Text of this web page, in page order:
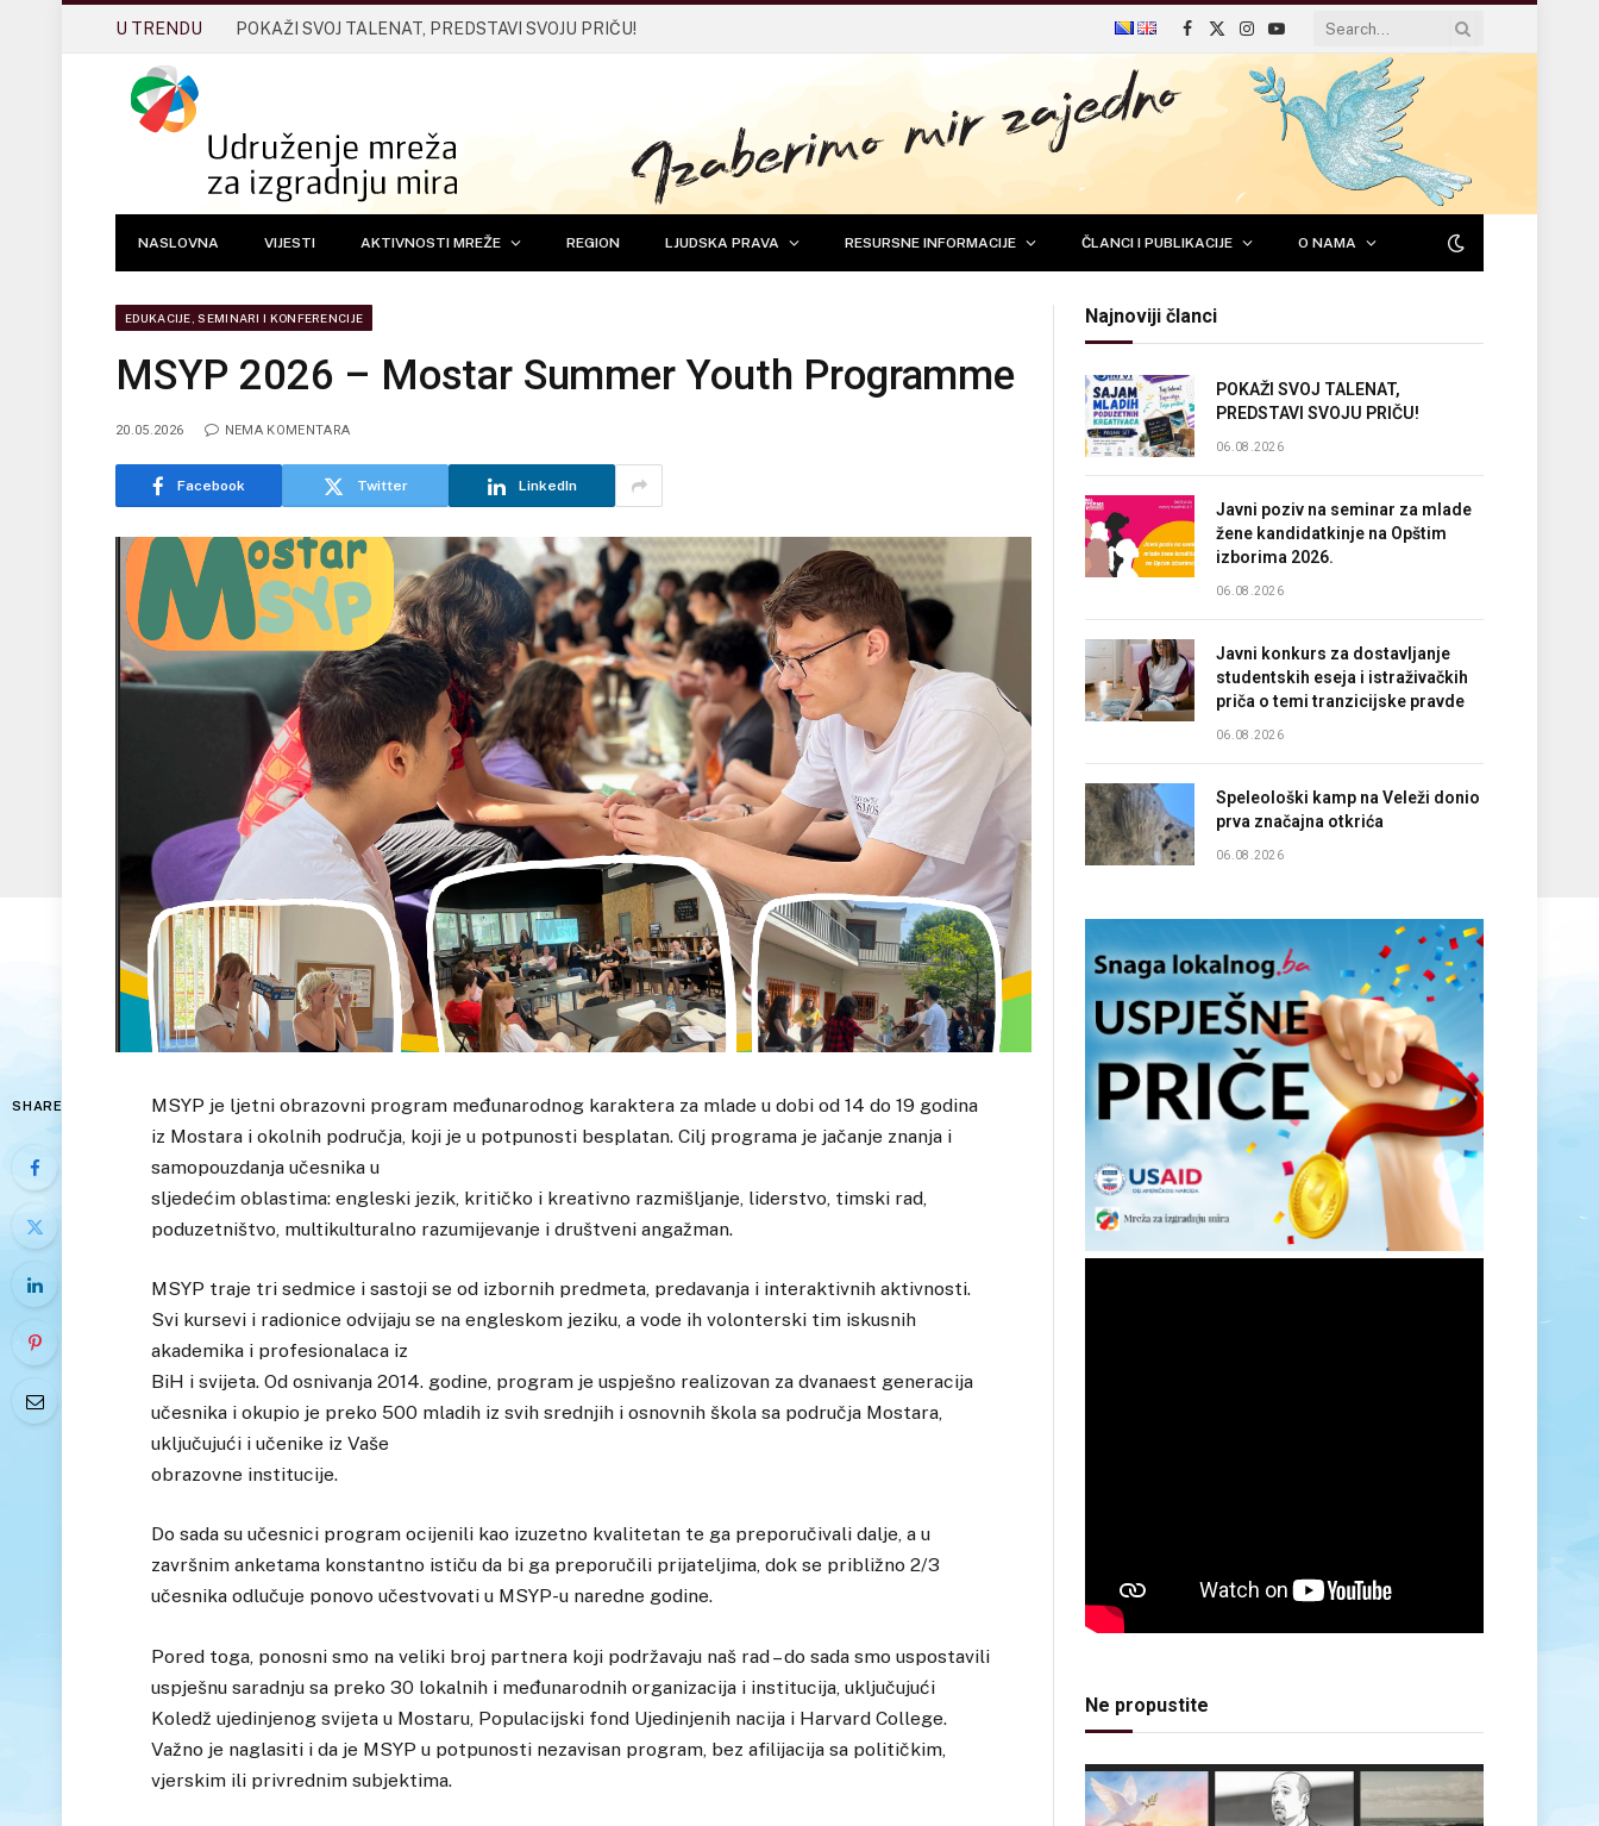
U TRENDU POKAŽI SVOJ TALENAT, PREDSTAVI SVOJU PRIČU!
Facebook
X
(Twitter)
Instagram
YouTube
NASLOVNA VIJESTI AKTIVNOSTI MREŽE REGION LJUDSKA PRAVA RESURSNE INFORMACIJE ČLANCI I PUBLIKACIJE O NAMA
EDUKACIJE, SEMINARI I KONFERENCIJE
MSYP 2026 – Mostar Summer Youth Programme
20.05.2026 NEMA KOMENTARA
Facebook Twitter LinkedIn
SHARE
MSYP je ljetni obrazovni program međunarodnog karaktera za mlade u dobi od 14 do 19 godina
iz Mostara i okolnih područja, koji je u potpunosti besplatan. Cilj programa je jačanje znanja i
samopouzdanja učesnika u
sljedećim oblastima: engleski jezik, kritičko i kreativno razmišljanje, liderstvo, timski rad,
poduzetništvo, multikulturalno razumijevanje i društveni angažman.
MSYP traje tri sedmice i sastoji se od izbornih predmeta, predavanja i interaktivnih aktivnosti.
Svi kursevi i radionice odvijaju se na engleskom jeziku, a vode ih volonterski tim iskusnih
akademika i profesionalaca iz
BiH i svijeta. Od osnivanja 2014. godine, program je uspješno realizovan za dvanaest generacija
učesnika i okupio je preko 500 mladih iz svih srednjih i osnovnih škola sa područja Mostara,
uključujući i učenike iz Vaše
obrazovne institucije.
Do sada su učesnici program ocijenili kao izuzetno kvalitetan te ga preporučivali dalje, a u
završnim anketama konstantno ističu da bi ga preporučili prijateljima, dok se približno 2/3
učesnika odlučuje ponovo učestvovati u MSYP-u naredne godine.
Pored toga, ponosni smo na veliki broj partnera koji podržavaju naš rad – do sada smo uspostavili
uspješnu saradnju sa preko 30 lokalnih i međunarodnih organizacija i institucija, uključujući
Koledž ujedinjenog svijeta u Mostaru, Populacijski fond Ujedinjenih nacija i Harvard College.
Važno je naglasiti i da je MSYP u potpunosti nezavisan program, bez afilijacija sa političkim,
vjerskim ili privrednim subjektima.
Najnoviji članci
POKAŽI SVOJ TALENAT,
PREDSTAVI SVOJU PRIČU!
06.08.2026
Javni poziv na seminar za mlade
žene kandidatkinje na Opštim
izborima 2026.
06.08.2026
Javni konkurs za dostavljanje
studentskih eseja i istraživačkih
priča o temi tranzicijske pravde
06.08.2026
Speleološki kamp na Veleži donio
prva značajna otkrića
06.08.2026
Ne propustite